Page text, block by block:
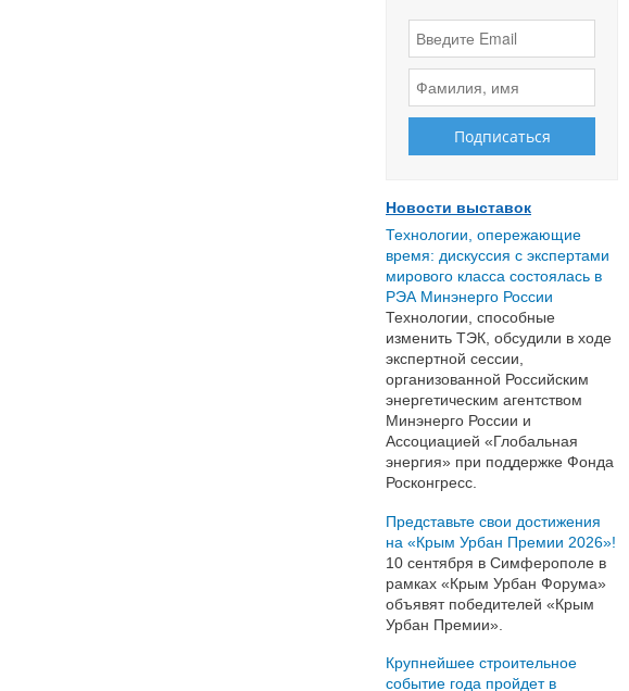
Новости выставок
Технологии, опережающие
время: дискуссия с экспертами
мирового класса состоялась в
РЭА Минэнерго России
Технологии, способные
изменить ТЭК, обсудили в ходе
экспертной сессии,
организованной Российским
энергетическим агентством
Минэнерго России и
Ассоциацией «Глобальная
энергия» при поддержке Фонда
Росконгресс.
Представьте свои достижения
на «Крым Урбан Премии 2026»!
10 сентября в Симферополе в
рамках «Крым Урбан Форума»
объявят победителей «Крым
Урбан Премии».
Крупнейшее строительное
событие года пройдет в